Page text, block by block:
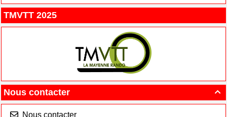
TMVTT 2025

Nous contacter
Nous contacter